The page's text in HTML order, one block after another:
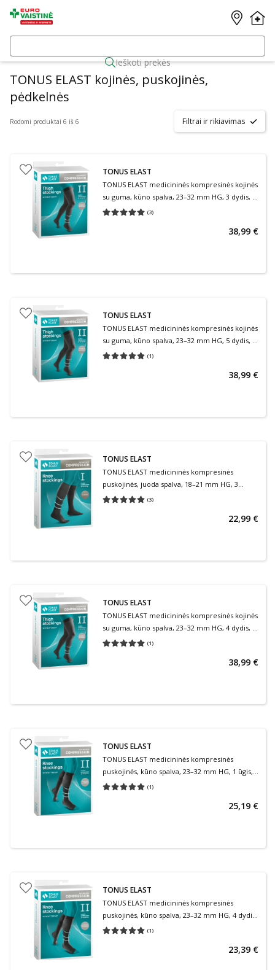
Ieškoti prekės
TONUS ELAST kojinės, puskojinės,
pėdkelnės
Rodomi produktai 6 iš 6 Filtrai ir rikiavimas
TONUS ELAST
TONUS ELAST medicininės kompresinės kojinės
su guma, kūno spalva, 23–32 mm HG, 3 dydis, 1
ūgio, 2 klasė, 1 pora
(3)
Vidutinis įvertinimas 5.00
38,99 €
TONUS ELAST
TONUS ELAST medicininės kompresinės kojinės
su guma, kūno spalva, 23–32 mm HG, 5 dydis, 2
ūgis, 2 klasė, 1 pora
(1)
Vidutinis įvertinimas 5.00
38,99 €
TONUS ELAST
TONUS ELAST medicininės kompresinės
puskojinės, juoda spalva, 18–21 mm HG, 3
dydis, 1 ūgis, 1 klasė, 1 pora
(3)
Vidutinis įvertinimas 5.00
22,99 €
TONUS ELAST
TONUS ELAST medicininės kompresinės kojinės
su guma, kūno spalva, 23–32 mm HG, 4 dydis, 2
ūgis, 2 klasė, 1 pora
(1)
Vidutinis įvertinimas 5.00
38,99 €
TONUS ELAST
TONUS ELAST medicininės kompresinės
puskojinės, kūno spalva, 23–32 mm HG, 1 ūgis, 3
dydis, 2 klasė, 1 pora
(1)
Vidutinis įvertinimas 5.00
25,19 €
TONUS ELAST
TONUS ELAST medicininės kompresinės
puskojinės, kūno spalva, 23–32 mm HG, 4 dydis,
2 ūgis, 2 klasė, 1 pora
(1)
Vidutinis įvertinimas 5.00
23,39 €